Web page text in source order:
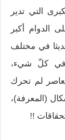
التي تدير
الدوام أكبر
في مختلف
في كلّ شيء،
لم تحرك
(المعرفة)،
!!